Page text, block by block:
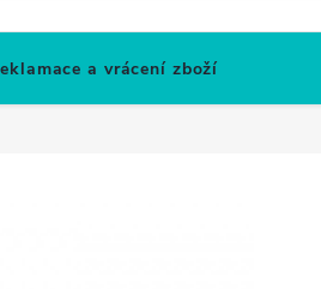
a vrácení zboží